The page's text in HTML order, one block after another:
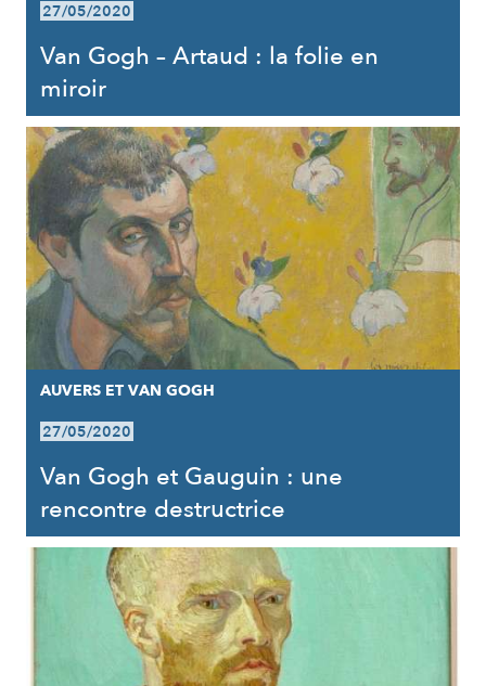
27/05/2020
Van Gogh – Artaud : la folie en
miroir
AUVERS ET VAN GOGH
27/05/2020
Van Gogh et Gauguin : une
rencontre destructrice